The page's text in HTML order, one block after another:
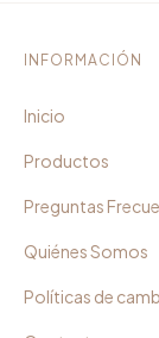
INFORMACIÓN
Inicio
Productos
Preguntas
Quiénes Somos
Políticas de